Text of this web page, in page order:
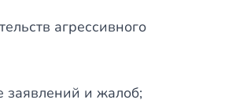
агрессивного
и жалоб;